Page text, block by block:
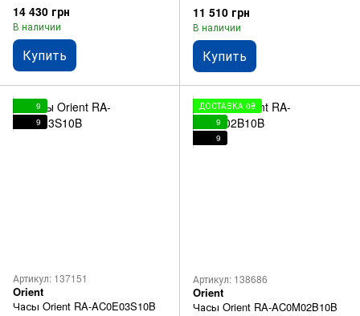
14 430 грн
В наличии
Купить
11 510 грн
В наличии
Купить
9
9
Артикул: 137151
Orient
Часы Orient RA-AC0E03S10B
ДОСТАВКА 0₴
9
9
Артикул: 138686
Orient
Часы Orient RA-AC0M02B10B